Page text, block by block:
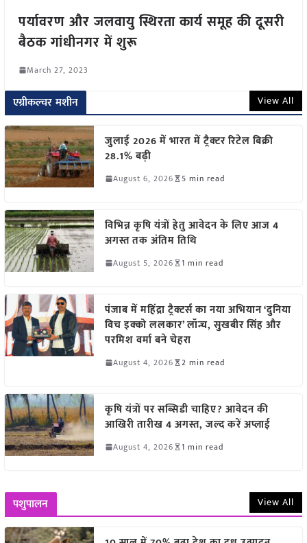
पर्यावरण और जलवायु स्थिरता कार्य समूह की दूसरी
बैठक गांधीनगर में शुरू
March 27, 2023
एग्रीकल्चर मशीन View All
जुलाई 2026 में भारत में ट्रैक्टर रिटेल बिक्री
28.1% बढ़ी
August 6, 2026 5 min read
विभिन्न कृषि यंत्रों हेतु आवेदन के लिए आज 4
अगस्त तक अंतिम तिथि
August 5, 2026 1 min read
पंजाब में महिंद्रा ट्रैक्टर्स का नया अभियान ‘दुनिया
विच इक्को ललकार’ लॉन्च, सुखबीर सिंह और
परमिश वर्मा बने चेहरा
August 4, 2026 2 min read
कृषि यंत्रों पर सब्सिडी चाहिए? आवेदन की
आखिरी तारीख 4 अगस्त, जल्द करें अप्लाई
August 4, 2026 1 min read
पशुपालन View All